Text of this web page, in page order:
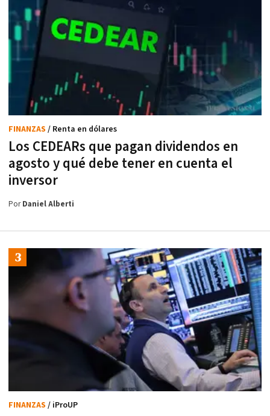
Los CEDEARs que pagan dividendos en
agosto y qué debe tener en cuenta el
inversor
FINANZAS / Renta en dólares
PorDaniel Alberti
FINANZAS / iProUP